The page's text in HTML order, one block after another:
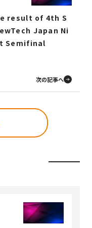
result of 4th S
Japan Ni
Semifinal
次の記事へ